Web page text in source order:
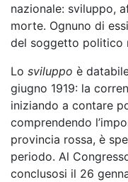
nazionale: sviluppo,
morte. Ognuno di
del soggetto politico
Lo sviluppo è
giugno 1919: la
iniziando a contare
comprendendo
provincia rossa, è
periodo. Al
conclusosi il 26